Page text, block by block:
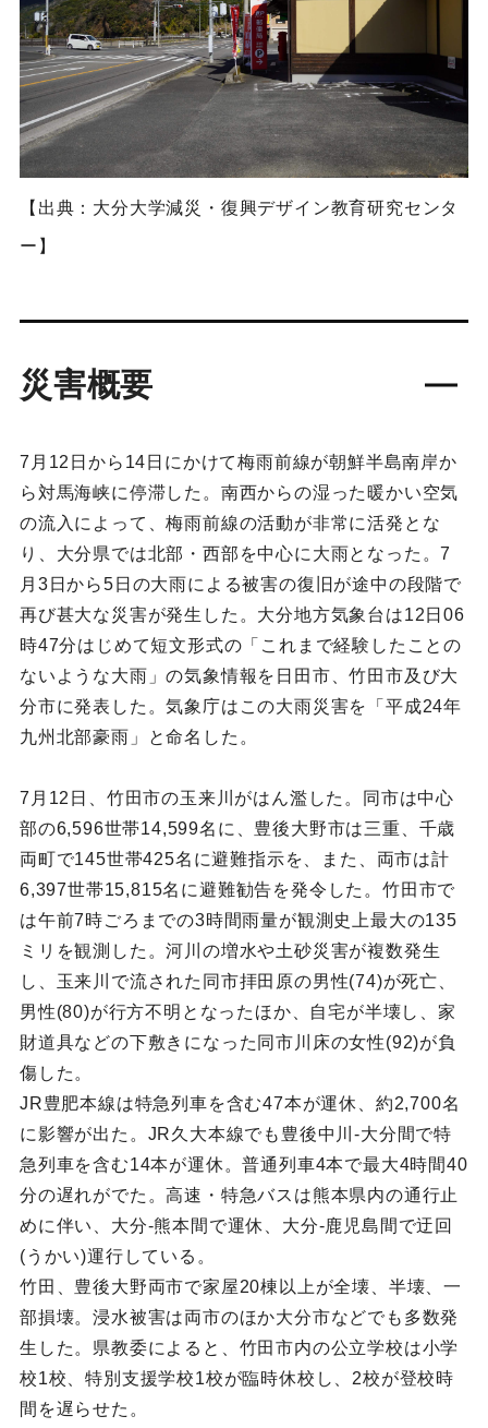
【出典：大分大学減災・復興デザイン教育研究センタ
ー】
災害概要
7月12日から14日にかけて梅雨前線が朝鮮半島南岸か
ら対馬海峡に停滞した。南西からの湿った暖かい空気
の流入によって、梅雨前線の活動が非常に活発とな
り、大分県では北部・西部を中心に大雨となった。7
月3日から5日の大雨による被害の復旧が途中の段階で
再び甚大な災害が発生した。大分地方気象台は12日06
時47分はじめて短文形式の「これまで経験したことの
ないような大雨」の気象情報を日田市、竹田市及び大
分市に発表した。気象庁はこの大雨災害を「平成24年
九州北部豪雨」と命名した。
7月12日、竹田市の玉来川がはん濫した。同市は中心
部の6,596世帯14,599名に、豊後大野市は三重、千歳
両町で145世帯425名に避難指示を、また、両市は計
6,397世帯15,815名に避難勧告を発令した。竹田市で
は午前7時ごろまでの3時間雨量が観測史上最大の135
ミリを観測した。河川の増水や土砂災害が複数発生
し、玉来川で流された同市拝田原の男性(74)が死亡、
男性(80)が行方不明となったほか、自宅が半壊し、家
財道具などの下敷きになった同市川床の女性(92)が負
傷した。
JR豊肥本線は特急列車を含む47本が運休、約2,700名
に影響が出た。JR久大本線でも豊後中川-大分間で特
急列車を含む14本が運休。普通列車4本で最大4時間40
分の遅れがでた。高速・特急バスは熊本県内の通行止
めに伴い、大分-熊本間で運休、大分-鹿児島間で迂回
(うかい)運行している。
竹田、豊後大野両市で家屋20棟以上が全壊、半壊、一
部損壊。浸水被害は両市のほか大分市などでも多数発
生した。県教委によると、竹田市内の公立学校は小学
校1校、特別支援学校1校が臨時休校し、2校が登校時
間を遅らせた。